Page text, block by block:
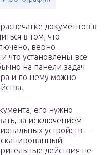
документов в
в том, что
верно
что установлены все
на панели задач
и по нему можно
его нужно
за исключением
устройств —
действия не